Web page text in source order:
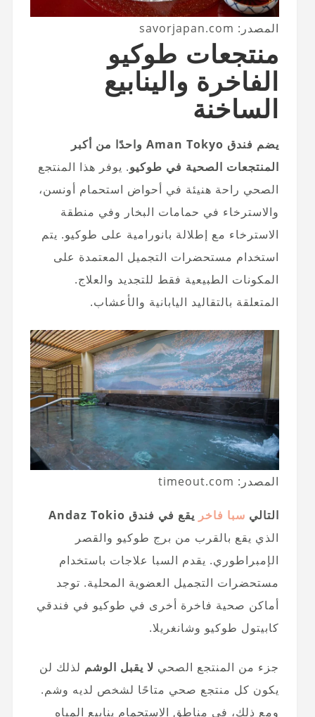
المصدر: savorjapan.com
منتجعات طوكيو
الفاخرة والينابيع
الساخنة
يضم فندق Aman Tokyo واحدًا من أكبر
المنتجعات الصحية في طوكيو. يوفر هذا المنتجع
الصحي راحة هنيئة في أحواض استحمام أونسن،
والاسترخاء في حمامات البخار وفي منطقة
الاسترخاء مع إطلالة بانورامية على طوكيو. يتم
استخدام مستحضرات التجميل المعتمدة على
المكونات الطبيعية فقط للتجديد والعلاج.
المتعلقة بالتقاليد اليابانية والأعشاب.
المصدر: timeout.com
التالي سبا فاخر يقع في فندق Andaz Tokio
الذي يقع بالقرب من برج طوكيو والقصر
الإمبراطوري. يقدم السبا علاجات باستخدام
مستحضرات التجميل العضوية المحلية. توجد
أماكن صحية فاخرة أخرى في طوكيو في فندقي
كابيتول طوكيو وشانغريلا.
جزء من المنتجع الصحي لا يقبل الوشم لذلك لن
يكون كل منتجع صحي متاحًا لشخص لديه وشم.
ومع ذلك، في مناطق الاستحمام ينابيع المياه